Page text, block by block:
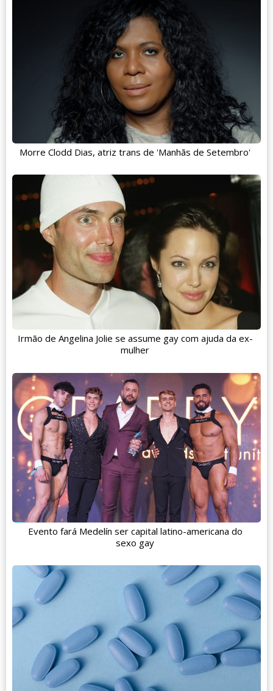
Morre Clodd Dias, atriz trans de 'Manhãs de Setembro'
Irmão de Angelina Jolie se assume gay com ajuda da ex-
mulher
Evento fará Medelín ser capital latino-americana do
sexo gay